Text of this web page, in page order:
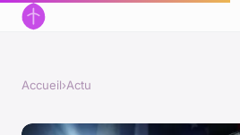
Accueil›Actu